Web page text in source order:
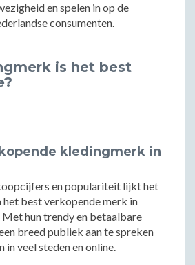
en spelen in op de
consumenten.
is het best
kledingmerk in
en populariteit lijkt het
best verkopende merk in
hun trendy en betaalbare
breed publiek aan te spreken
in veel steden en online.